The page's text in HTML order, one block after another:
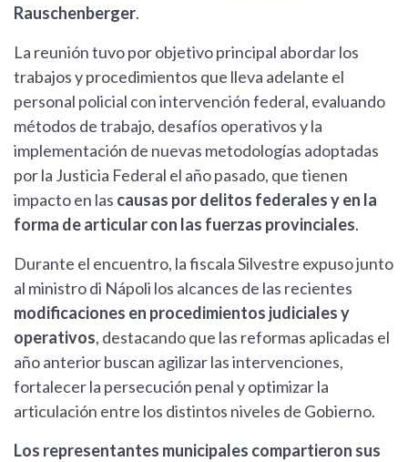
Rauschenberger.
La reunión tuvo por objetivo principal abordar los
trabajos y procedimientos que lleva adelante el
personal policial con intervención federal, evaluando
métodos de trabajo, desafíos operativos y la
implementación de nuevas metodologías adoptadas
por la Justicia Federal el año pasado, que tienen
impacto en las causas por delitos federales y en la
forma de articular con las fuerzas provinciales.
Durante el encuentro, la fiscala Silvestre expuso junto
al ministro di Nápoli los alcances de las recientes
modificaciones en procedimientos judiciales y
operativos, destacando que las reformas aplicadas el
año anterior buscan agilizar las intervenciones,
fortalecer la persecución penal y optimizar la
articulación entre los distintos niveles de Gobierno.
Los representantes municipales compartieron sus